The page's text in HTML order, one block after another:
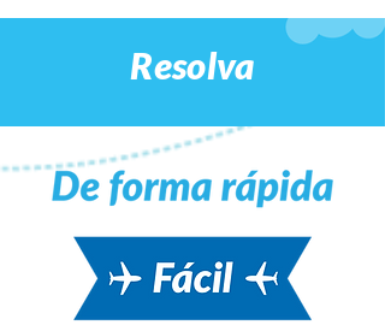
Resolva